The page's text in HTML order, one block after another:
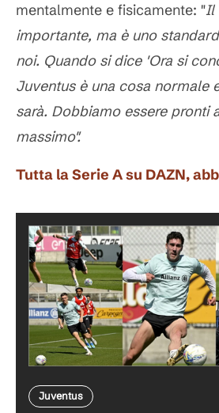
mentalmente e fisicamente: "Il
importante, ma è uno
noi. Quando si dice 'Ora si
Juventus è una cosa normale
sarà. Dobbiamo essere pronti
massimo".
Tutta la Serie A su DAZN,
Juventus